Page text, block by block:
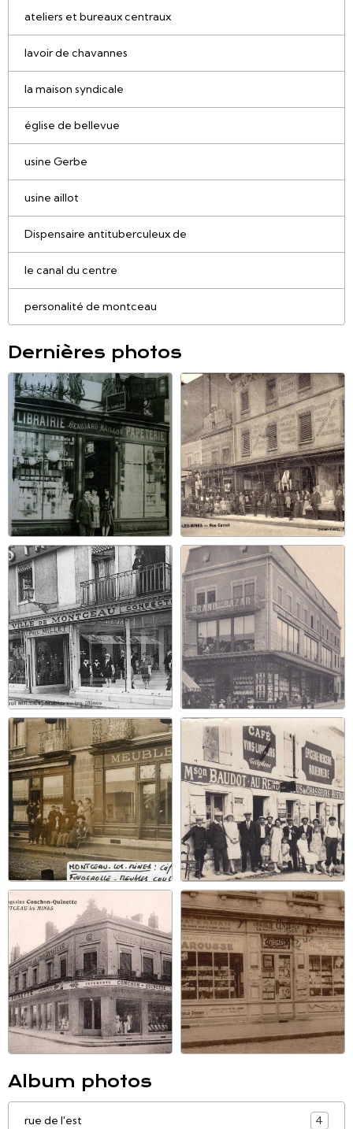
ateliers et bureaux centraux
lavoir de chavannes
la maison syndicale
église de bellevue
usine Gerbe
usine aillot
Dispensaire antituberculeux de
le canal du centre
personalité de montceau
Dernières photos
Album photos
rue de l'est 4